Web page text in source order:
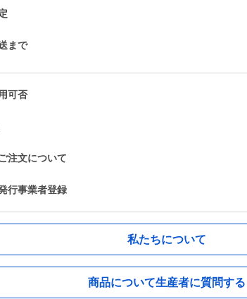
まで
可否
注文について
行事業者登録
私たちについて
商品について生産者に質問する